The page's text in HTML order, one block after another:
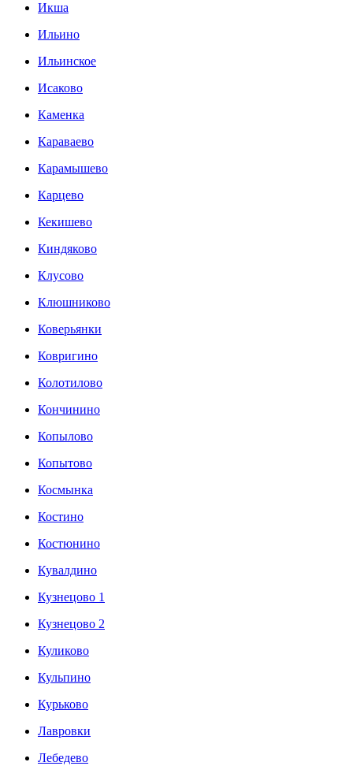
Икша
Ильино
Ильинское
Исаково
Каменка
Караваево
Карамышево
Карцево
Кекишево
Киндяково
Клусово
Клюшниково
Коверьянки
Ковригино
Колотилово
Кончинино
Копылово
Копытово
Космынка
Костино
Костюнино
Кувалдино
Кузнецово 1
Кузнецово 2
Куликово
Кульпино
Курьково
Лавровки
Лебедево